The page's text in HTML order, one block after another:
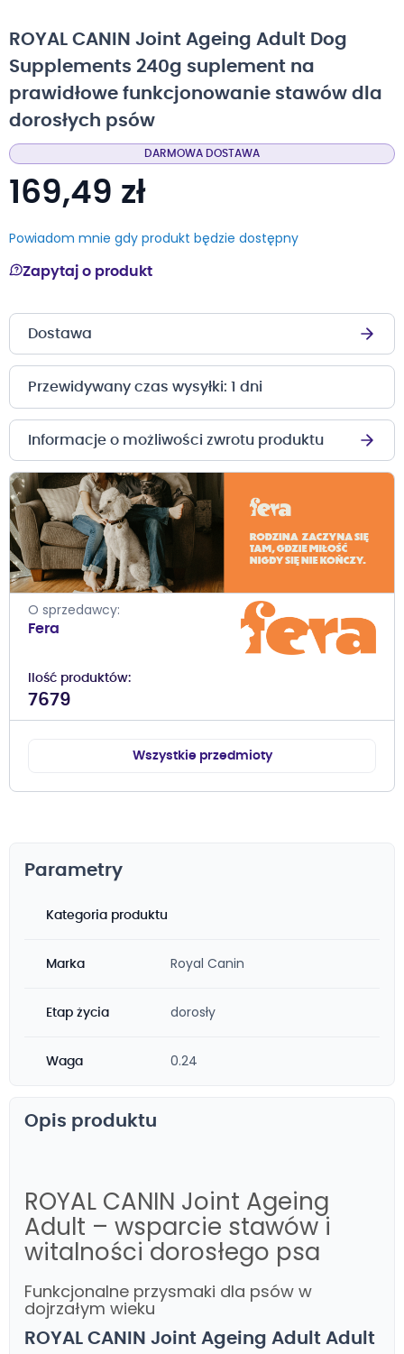
galerii
ROYAL CANIN Joint Ageing Adult Dog
Supplements 240g suplement na
prawidłowe funkcjonowanie stawów dla
dorosłych psów
DARMOWA DOSTAWA
169,49 zł
Powiadom mnie gdy produkt będzie dostępny
Zapytaj o produkt
Dostawa
Przewidywany czas wysyłki: 1 dni
Informacje o możliwości zwrotu produktu
O sprzedawcy
Fera
Ilość produktów
7679
Wszystkie przedmioty
Parametry
Kategoria produktu
Marka Royal Canin
Etap życia dorosły
Waga 0.24
Opis produktu
ROYAL CANIN Joint Ageing
Adult – wsparcie stawów i
witalności dorosłego psa
Funkcjonalne przysmaki dla psów w
dojrzałym wieku
ROYAL CANIN Joint Ageing Adult Adult